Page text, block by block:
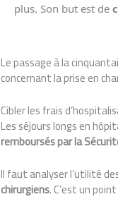
plus. Son but est de
Le passage à la
concernant la prise en
Cibler les frais
Les séjours longs en
remboursés par la
Il faut analyser l’utilité
chirurgiens. C’est un